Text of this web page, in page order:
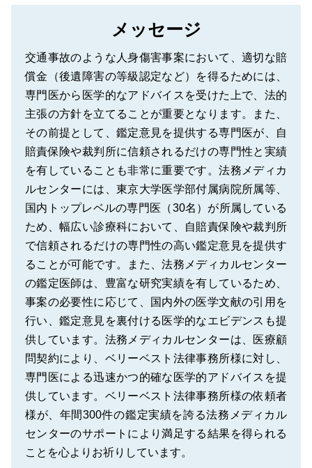
メッセージ
交通事故のような人身傷害事案において、適切な賠
償金（後遺障害の等級認定など）を得るためには、
専門医から医学的なアドバイスを受けた上で、法的
主張の方針を立てることが重要となります。また、
その前提として、鑑定意見を提供する専門医が、自
賠責保険や裁判所に信頼されるだけの専門性と実績
を有していることも非常に重要です。法務メディカ
ルセンターには、東京大学医学部付属病院所属等、
国内トップレベルの専門医（30名）が所属している
ため、幅広い診療科において、自賠責保険や裁判所
で信頼されるだけの専門性の高い鑑定意見を提供す
ることが可能です。また、法務メディカルセンター
の鑑定医師は、豊富な研究実績を有しているため、
事案の必要性に応じて、国内外の医学文献の引用を
行い、鑑定意見を裏付ける医学的なエビデンスも提
供しています。法務メディカルセンターは、医療顧
問契約により、ベリーベスト法律事務所様に対し、
専門医による迅速かつ的確な医学的アドバイスを提
供しています。ベリーベスト法律事務所様の依頼者
様が、年間300件の鑑定実績を誇る法務メディカル
センターのサポートにより満足する結果を得られる
ことを心よりお祈りしています。